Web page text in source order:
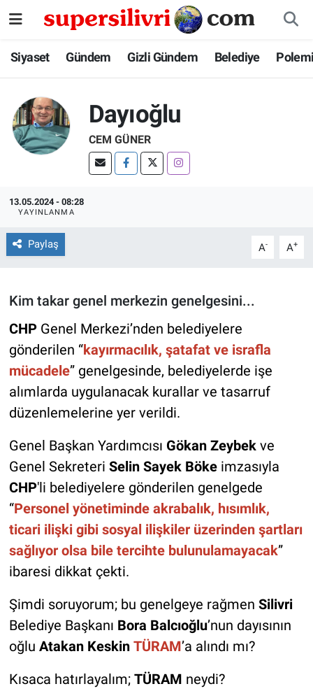
Siyaset Gündem Gizli Gündem Belediye
Dayıoğlu
CEM GÜNER
13.05.2024 - 08:28
YAYINLANMA
Paylaş A- A+
Kim takar genel merkezin genelgesini...
CHPGenel Merkezi’nden belediyelere
gönderilen “kayırmacılık, şatafat ve israfla
mücadele” genelgesinde, belediyelerde işe
alımlarda uygulanacak kurallar ve tasarruf
düzenlemelerine yer verildi.
Genel Başkan Yardımcısı Gökan Zeybekve
Genel Sekreteri Selin Sayek Bökeimzasıyla
CHP'li belediyelere gönderilen genelgede
“Personel yönetiminde akrabalık, hısımlık,
ticari ilişki gibi sosyal ilişkiler üzerinden şartları
sağlıyor olsa bile tercihte bulunulamayacak”
ibaresi dikkat çekti.
Şimdi soruyorum; bu genelgeye rağmen Silivri
Belediye Başkanı Bora Balcıoğlu’nun dayısının
oğlu Atakan Keskin TÜRAM’a alındı mı?
Kısaca hatırlayalım; TÜRAM neydi?
Siyaset
Gizli Gündem
Polemik
İstanbul Nöbetçi Eczaneler
İstanbul Namaz Vakitleri
İstanbul Trafik Yoğunluk Haritası
Süper Lig Puan Durumu ve Fikstür
Tüm Manşetler
Haber Arşivi